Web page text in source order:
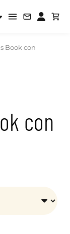
Book con
con